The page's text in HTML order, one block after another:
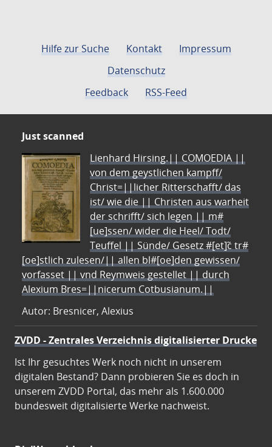
Hilfe zur Suche Kontakt
Impressum
Datenschutz
Feedback
RSS-Feed
Just scanned
Lienhard Hirsing.|| COMOEDIA ||
von dem geystlichen kampff/
Christ=||licher Ritterschafft/ das
ist/ wie die || Christen aus warheit
der schrifft/ sich legen || m#
[ue]ssen/ wider die Heel/ Todt/
Teuffel || Sünde/ Gesetz #[et]c̃ tr#
[oe]stlich zulesen/|| allen bl#[oe]den gewissen/
vorfasset || vnd Reymweis gestellet || durch
Alexium Bres=||nicerum Cotbusianum.||
Autor: Bresnicer, Alexius
ZVDD - Zentrales Verzeichnis digitalisierter Drucke
Ist Ihr gesuchtes Werk noch nicht in unserem
digitalen Bestand? Dann probieren Sie es doch in
unserem ZVDD Portal, das mehr als 1.600.000
bundesweit digitalisierte Werke nachweist.